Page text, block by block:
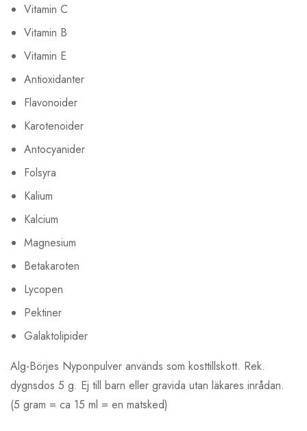
Vitamin C
Vitamin B
Vitamin E
Antioxidanter
Flavonoider
Karotenoider
Antocyanider
Folsyra
Kalium
Kalcium
Magnesium
Betakaroten
Lycopen
Pektiner
Galaktolipider
Alg-Börjes Nyponpulver används som kosttillskott. Rek.
dygnsdos 5 g. Ej till barn eller gravida utan läkares inrådan.
(5 gram = ca 15 ml = en matsked)